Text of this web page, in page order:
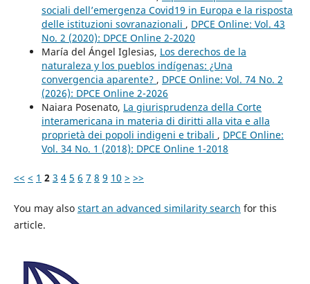
sociali dell’emergenza Covid19 in Europa e la risposta
delle istituzioni sovranazionali , DPCE Online: Vol. 43
No. 2 (2020): DPCE Online 2-2020
María del Ángel Iglesias, Los derechos de la
naturaleza y los pueblos indígenas: ¿Una
convergencia aparente? , DPCE Online: Vol. 74 No. 2
(2026): DPCE Online 2-2026
Naiara Posenato, La giurisprudenza della Corte
interamericana in materia di diritti alla vita e alla
proprietà dei popoli indigeni e tribali , DPCE Online:
Vol. 34 No. 1 (2018): DPCE Online 1-2018
<< < 1 2 3 4 5 6 7 8 9 10 > >>
You may also start an advanced similarity search for this
article.